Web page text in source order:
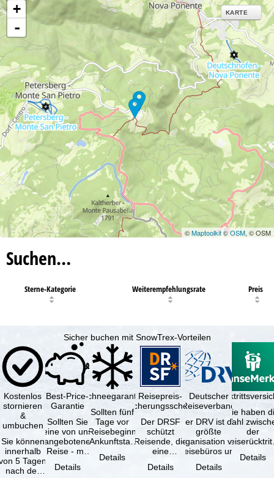
+
-
KARTE
©Maptoolkit©OSM, © OSM
Suchen…
Sterne-Kategorie Weiterempfehlungsrate Preis
Sicher buchen mit SnowTrex-Vorteilen
Kostenlos
stornieren
&
umbuchen
Sie können
innerhalb
5 Tagen
nach der
Best-Price-
Garantie
Sollten Sie
eine von uns
angebotene
Reise - mit
Verfügbarkeit
Details
Schneegarantie
Sollten fünf
Tage vor
Reisebeginn
(Ankunftstag)
aufgrund von
Schneemangel
Details
Reisepreis-
Sicherungsschein
Der DRSF
schützt
Reisende, die
eine
oder
Details
Deutscher
Reiseverband
Der DRV ist die
größte
Organisation von
Reisebüros und
Reiseveranstaltern
in …
Details
Sie haben
Wahl
der
(inklusive
Details